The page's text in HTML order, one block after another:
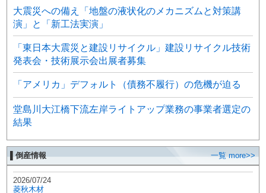
大震災への備え「地盤の液状化のメカニズムと対策講
演」と「新工法実演」
「東日本大震災と建設リサイクル」建設リサイクル技術
発表会・技術展示会出展者募集
「アメリカ」デフォルト（債務不履行）の危機が迫る
堂島川大江橋下流左岸ライトアップ業務の事業者選定の
結果
▌倒産情報 一覧 more>>
2026/07/24
菱秋木材